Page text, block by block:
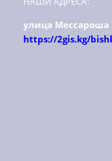
улица Мессароша
https://2gis.kg/